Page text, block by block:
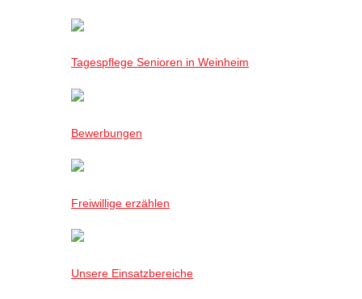
Tagespflege Senioren in Weinheim
Bewerbungen
Freiwillige erzählen
Unsere Einsatzbereiche